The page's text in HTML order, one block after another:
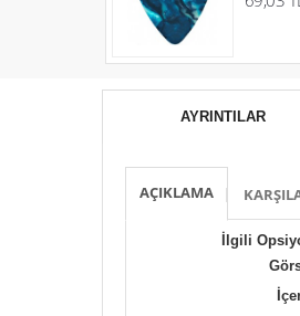
AYRINTILAR
AÇIKLAMA
İlgili